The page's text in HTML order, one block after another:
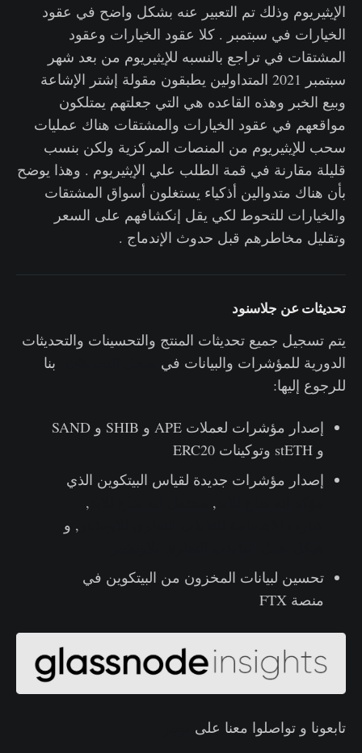
الإيثيريوم وذلك تم التعبير عنه بشكل واضح في عقود
الخيارات في سبتمبر . كلا عقود الخيارات وعقود
المشتقات في تراجع بالنسبه للإيثيريوم من بعد شهر
سبتمبر 2021 المتداولين يطبقون مقولة إشتر الإشاعة
وبيع الخبر وهذه القاعده هي التي جعلتهم يمتلكون
مواقعهم في عقود الخيارات والمشتقات هناك عمليات
سحب للإيثيريوم من المنصات المركزية ولكن بنسب
قليلة مقارنة في قمة الطلب علي الإيثيريوم . وهذا يوضح
بأن هناك متدوالين أذكياء يستغلون أسواق المشتقات
والخيارات للتحوط لكي يقل إنكشافهم على السعر
وتقليل مخاطرهم قبل حدوث الإندماج .
تحديثات عن جلاسنود
يتم تسجيل جميع تحديثات المنتج والتحسينات والتحديثات
الدورية للمؤشرات والبيانات في
بنا
للرجوع إليها:
إصدار مؤشرات لعملات APE و SHIB و SAND
و stETH وتوكينات ERC20
إصدار مؤشرات جديدة لقياس البيتكوين الذي
,
,
, و
تحسين لبيانات المخزون من البيتكوين في
منصة FTX
تابعونا و تواصلوا معنا على